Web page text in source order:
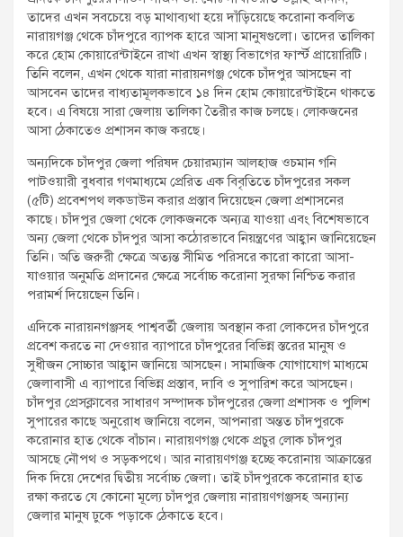
তাদের এখন সবচেয়ে বড় মাথাব্যথা হয়ে দাঁড়িয়েছে করোনা কবলিত
নারায়গঞ্জ থেকে চাঁদপুরে ব্যাপক হারে আসা মানুষগুলো। তাদের তালিকা
করে হোম কোয়ারেন্টাইনে রাখা এখন স্বাস্থ্য বিভাগের ফার্স্ট প্রায়োরিটি।
তিনি বলেন, এখন থেকে যারা নারায়নগঞ্জ থেকে চাঁদপুর আসছেন বা
আসবেন তাদের বাধ্যতামূলকভাবে ১৪ দিন হোম কোয়ারেন্টাইনে থাকতে
হবে। এ বিষয়ে সারা জেলায় তালিকা তৈরীর কাজ চলছে। লোকজনের
আসা ঠেকাতেও প্রশাসন কাজ করছে।
অন্যদিকে চাঁদপুর জেলা পরিষদ চেয়ারম্যান আলহাজ ওচমান গনি
পাটওয়ারী বুধবার গণমাধ্যমে প্রেরিত এক বিবৃতিতে চাঁদপুরের সকল
(৫টি) প্রবেশপথ লকডাউন করার প্রস্তাব দিয়েছেন জেলা প্রশাসনের
কাছে। চাঁদপুর জেলা থেকে লোকজনকে অন্যত্র যাওয়া এবং বিশেষভাবে
অন্য জেলা থেকে চাঁদপুর আসা কঠোরভাবে নিয়ন্ত্রণের আহ্বান জানিয়েছেন
তিনি। অতি জরুরী ক্ষেত্রে অত্যন্ত সীমিত পরিসরে কারো কারো আসা-
যাওয়ার অনুমতি প্রদানের ক্ষেত্রে সর্বোচ্চ করোনা সুরক্ষা নিশ্চিত করার
পরামর্শ দিয়েছেন তিনি।
এদিকে নারায়নগঞ্জসহ পাশ্ববর্তী জেলায় অবস্থান করা লোকদের চাঁদপুরে
প্রবেশ করতে না দেওয়ার ব্যাপারে চাঁদপুরের বিভিন্ন স্তরের মানুষ ও
সুধীজন সোচ্চার আহ্বান জানিয়ে আসছেন। সামাজিক যোগাযোগ মাধ্যমে
জেলাবাসী এ ব্যাপারে বিভিন্ন প্রস্তাব, দাবি ও সুপারিশ করে আসছেন।
চাঁদপুর প্রেসক্লাবের সাধারণ সম্পাদক চাঁদপুরের জেলা প্রশাসক ও পুলিশ
সুপারের কাছে অনুরোধ জানিয়ে বলেন, আপনারা অন্তত চাঁদপুরকে
করোনার হাত থেকে বাঁচান। নারায়ণগঞ্জ থেকে প্রচুর লোক চাঁদপুর
আসছে নৌপথ ও সড়কপথে। আর নারায়ণগঞ্জ হচ্ছে করোনায় আক্রান্তের
দিক দিয়ে দেশের দ্বিতীয় সর্বোচ্চ জেলা। তাই চাঁদপুরকে করোনার হাত
রক্ষা করতে যে কোনো মূল্যে চাঁদপুর জেলায় নারায়ণগঞ্জসহ অন্যান্য
জেলার মানুষ ঢুকে পড়াকে ঠেকাতে হবে।